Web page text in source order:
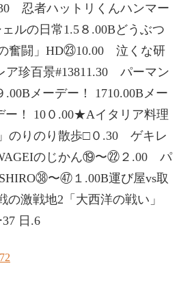
忍者ハットリくんハンマー
ルの日常1.5８.00Bどうぶつ
奮闘」HD㉓10.00 泣くな研
珍百景#13811.30 パーマン
メーデー！ 1710.00Bメー
ー！ 10０.00★Aイタリア料理
のりのり散歩□０.30 ゲキレ
のじかん⑲〜㉒２.00 パ
㊳〜㊼１.00B運び屋vs取
の激戦地2「大西洋の戦い」
日.6